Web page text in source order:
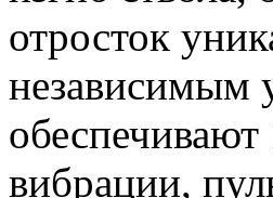
отросток
независимым
вибрации,